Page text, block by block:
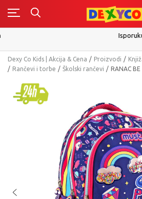
0
Isporuku možete očekivati u roku
Dexy Co Kids | Akcija & Cena Proizvodi
Rančevi i torbe
Školski rančevi RANAC BE